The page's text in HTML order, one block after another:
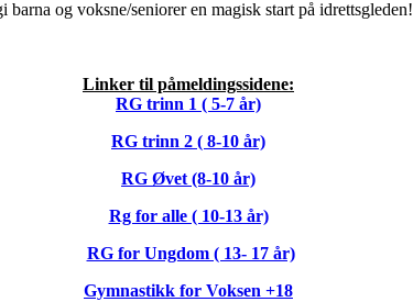
og voksne/seniorer en magisk start på idrettsgleden!
Linker til påmeldingssidene:
RG trinn 1 ( 5-7 år)
RG trinn 2 ( 8-10 år)
RG Øvet (8-10 år)
Rg for alle ( 10-13 år)
RG for Ungdom ( 13- 17 år)
Gymnastikk for Voksen +18